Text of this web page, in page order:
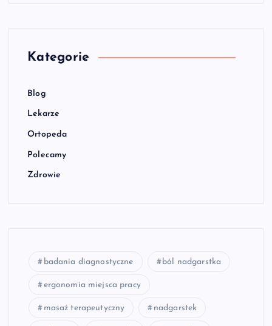
Kategorie
Blog
Lekarze
Ortopeda
Polecamy
Zdrowie
badania diagnostyczne ból nadgarstka
ergonomia miejsca pracy
masaż terapeutyczny nadgarstek